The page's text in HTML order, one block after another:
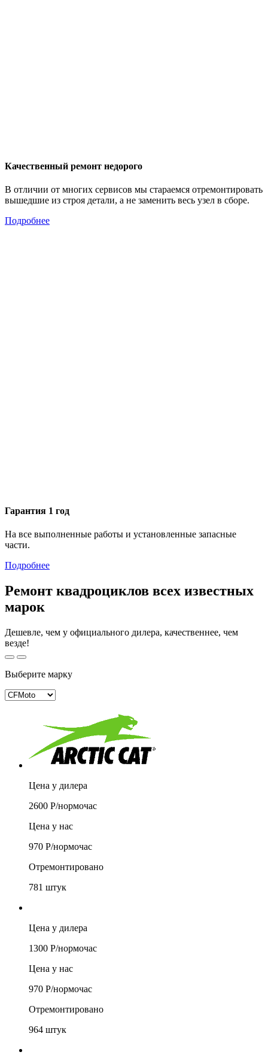
Качественный ремонт недорого
В отличии от многих сервисов мы стараемся отремонтировать
вышедшие из строя детали, а не заменить весь узел в сборе.
Подробнее
Гарантия 1 год
На все выполненные работы и установленные запасные
части.
Подробнее
Ремонт квадроциклов всех известных
марок
Дешевле, чем у официального дилера, качественнее, чем
везде!
Выберите марку
Цена у дилера
2600 Р/нормочас
Цена у нас
970 Р/нормочас
Отремонтировано
781 штук
Цена у дилера
1300 Р/нормочас
Цена у нас
970 Р/нормочас
Отремонтировано
964 штук